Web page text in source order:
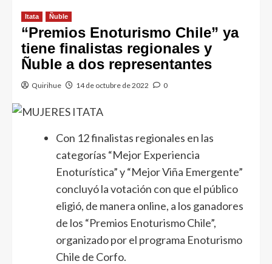
Itata Ñuble
“Premios Enoturismo Chile” ya
tiene finalistas regionales y
Ñuble a dos representantes
Quirihue 14 de octubre de 2022 0
Con 12 finalistas regionales en las
categorías “Mejor Experiencia
Enoturística” y “Mejor Viña Emergente”
concluyó la votación con que el público
eligió, de manera online, a los ganadores
de los “Premios Enoturismo Chile”,
organizado por el programa Enoturismo
Chile de Corfo.